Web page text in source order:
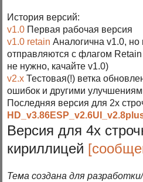
История версий:
v1.0 Первая рабочая версия
v1.0 retain Аналогична v1.0,
отправляются с флагом
не нужно, качайте v1.0)
v2.x Тестовая(!) ветка
ошибок и другими
Последняя версия для 2х
Версия для 4х
кириллицей
Тема создана для